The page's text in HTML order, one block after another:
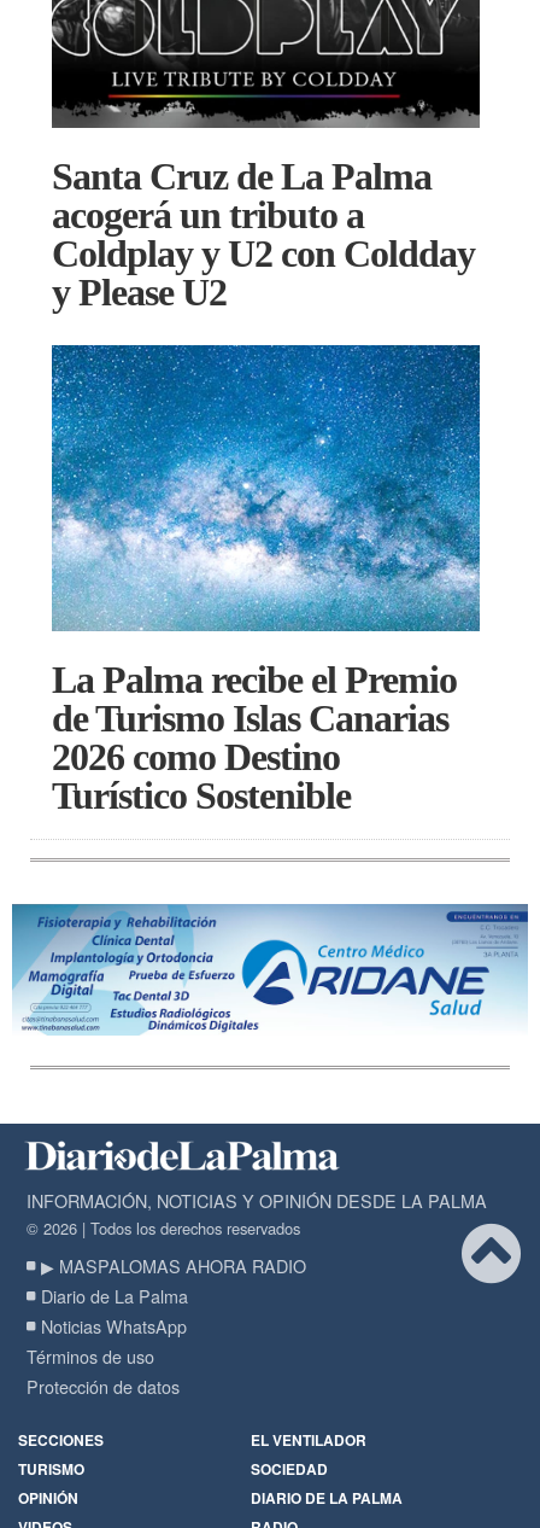
Santa Cruz de La Palma
acogerá un tributo a
Coldplay y U2 con Coldday
y Please U2
La Palma recibe el Premio
de Turismo Islas Canarias
2026 como Destino
Turístico Sostenible
INFORMACIÓN, NOTICIAS Y OPINIÓN DESDE LA PALMA
© 2026 | Todos los derechos reservados
▶ MASPALOMAS AHORA RADIO
Diario de La Palma
Noticias WhatsApp
Términos de uso
Protección de datos
SECCIONES
EL VENTILADOR
TURISMO
SOCIEDAD
OPINIÓN
DIARIO DE LA PALMA